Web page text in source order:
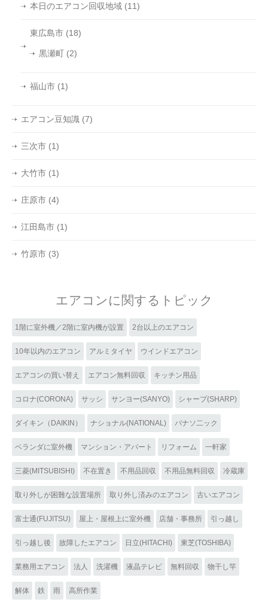
本日のエアコン回収地域 (11)
東広島市 (18)
黒瀬町 (2)
福山市 (1)
エアコン豆知識 (7)
三次市 (1)
大竹市 (1)
庄原市 (4)
江田島市 (1)
竹原市 (3)
エアコンに関するトピック
1階に室外機／2階に室内機が設置 2台以上のエアコン
10年以内のエアコン アルミタイヤ ウインドエアコン
エアコンの買い替え エアコン無料回収 キッチン用品
コロナ(CORONA) サッシ サンヨー(SANYO) シャープ(SHARP)
ダイキン（DAIKIN） ナショナル(NATIONAL) パナソ二ック
ベランダに室外機 マンション・アパート リフォーム 一軒家
三菱(MITSUBISHI) 不在置き 不用品回収 不用品無料回収 冷蔵庫
取り外しが困難な設置場所 取り外し済みのエアコン 古いエアコン
富士通(FUJITSU) 屋上・屋根上に室外機 店舗・事務所 引っ越し
引っ越し後 故障したエアコン 日立(HITACHI) 東芝(TOSHIBA)
業務用エアコン 法人 洗濯機 液晶テレビ 無料回収 物干し竿
解体 鉄 雨 高所作業